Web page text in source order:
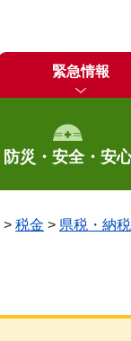
緊急情報
防災・安全・安
> 税金 > 県税・納